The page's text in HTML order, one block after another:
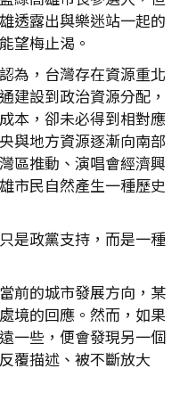
透露出與樂迷站一起的
望梅止渴。
為，台灣存在資源重北
建設到政治資源分配，
本，卻未必得到相對應
與地方資源逐漸向南部
區推動、演唱會經濟興
市民自然產生一種歷史
是政黨支持，而是一種
前的城市發展方向，某
境的回應。然而，如果
一些，便會發現另一個
覆描述、被不斷放大